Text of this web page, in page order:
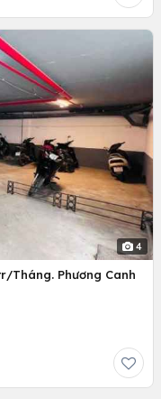
4
Tháng. Phương Canh